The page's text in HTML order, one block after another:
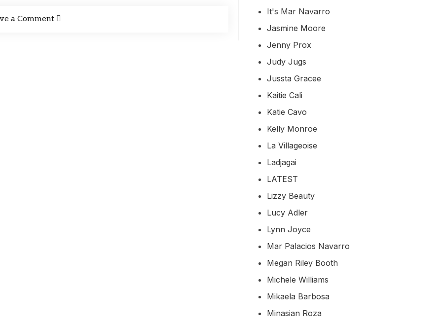
a Comment
It's Mar Navarro
Jasmine Moore
Jenny Prox
Judy Jugs
Jussta Gracee
Kaitie Cali
Katie Cavo
Kelly Monroe
La Villageoise
Ladjagai
LATEST
Lizzy Beauty
Lucy Adler
Lynn Joyce
Mar Palacios Navarro
Megan Riley Booth
Michele Williams
Mikaela Barbosa
Minasian Roza